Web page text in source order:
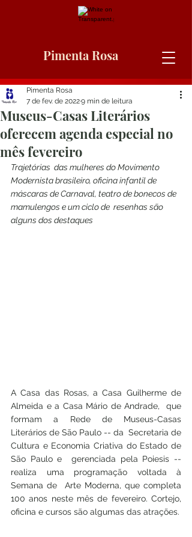
Pimenta Rosa
Museus-Casas Literários
oferecem agenda especial no
mês fevereiro
Pimenta Rosa
7 de fev. de 20229 min de leitura
Trajetórias  das mulheres do Movimento
Modernista brasileiro, oficina infantil de
máscaras de Carnaval, teatro de bonecos de
mamulengos e um ciclo de  resenhas são
alguns dos destaques
A Casa das Rosas, a Casa Guilherme de
Almeida e a Casa Mário de Andrade,  que
formam a Rede de Museus-Casas
Literários de São Paulo -- da  Secretaria de
Cultura e Economia Criativa do Estado de
São Paulo e  gerenciada pela Poiesis --
realiza uma programação voltada à
Semana de  Arte Moderna, que completa
100 anos neste mês de fevereiro. Cortejo,